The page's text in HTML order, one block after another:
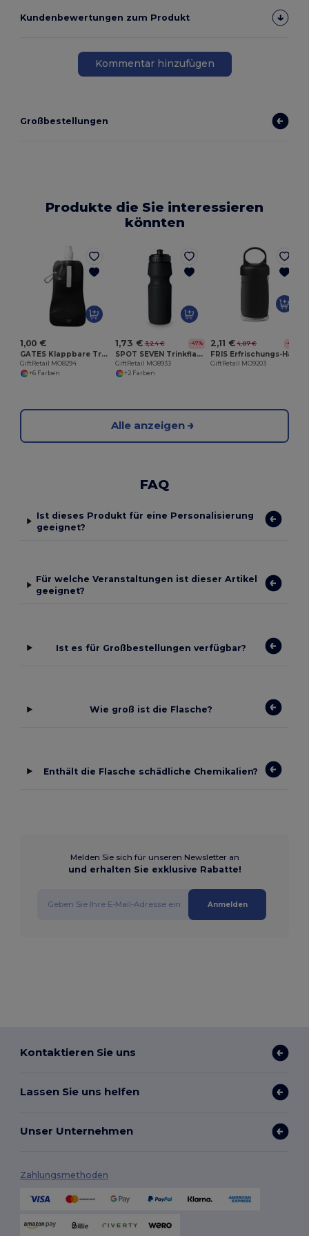
Kundenbewertungen zum Produkt
Kommentar hinzufügen
Großbestellungen
Produkte die Sie interessieren
könnten
1,00 €
GATES Klappbare Trinkflasche
GiftRetail MO8294
+6 Farben
1,73 € 3,24 € -47%
SPOT SEVEN Trinkflasche PE 700ml
GiftRetail MO8933
+2 Farben
2,11 € 4,07 € -48%
GiftRetail MO9203
Alle anzeigen
FAQ
Ist dieses Produkt für eine Personalisierung
geeignet?
Für welche Veranstaltungen ist dieser Artikel
geeignet?
Ist es für Großbestellungen verfügbar?
Wie groß ist die Flasche?
Enthält die Flasche schädliche Chemikalien?
Melden Sie sich für unseren Newsletter an
und erhalten Sie exklusive Rabatte!
Anmelden
Kontaktieren Sie uns
Lassen Sie uns helfen
Unser Unternehmen
Zahlungsmethoden